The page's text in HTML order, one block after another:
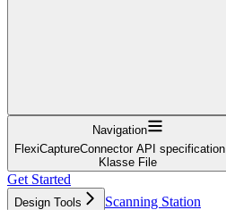
Navigation
FlexiCaptureConnector API specification
Klasse File
Get Started
Design Tools
Scanning Station